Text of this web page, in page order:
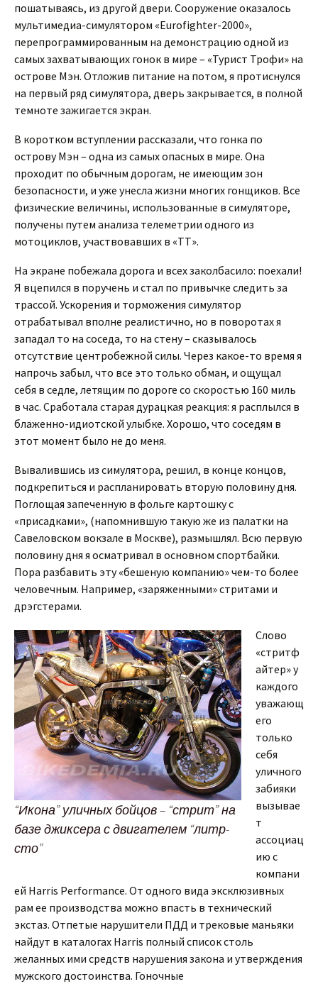
пошатываясь, из другой двери. Сооружение оказалось
мультимедиа-симулятором «Eurofighter-2000»,
перепрограммированным на демонстрацию одной из
самых захватывающих гонок в мире – «Турист Трофи» на
острове Мэн. Отложив питание на потом, я протиснулся
на первый ряд симулятора, дверь закрывается, в полной
темноте зажигается экран.
В коротком вступлении рассказали, что гонка по
острову Мэн – одна из самых опасных в мире. Она
проходит по обычным дорогам, не имеющим зон
безопасности, и уже унесла жизни многих гонщиков. Все
физические величины, использованные в симуляторе,
получены путем анализа телеметрии одного из
мотоциклов, участвовавших в «ТТ».
На экране побежала дорога и всех заколбасило: поехали!
Я вцепился в поручень и стал по привычке следить за
трассой. Ускорения и торможения симулятор
отрабатывал вполне реалистично, но в поворотах я
западал то на соседа, то на стену – сказывалось
отсутствие центробежной силы. Через какое-то время я
напрочь забыл, что все это только обман, и ощущал
себя в седле, летящим по дороге со скоростью 160 миль
в час. Сработала старая дурацкая реакция: я расплылся в
блаженно-идиотской улыбке. Хорошо, что соседям в
этот момент было не до меня.
Вывалившись из симулятора, решил, в конце концов,
подкрепиться и распланировать вторую половину дня.
Поглощая запеченную в фольге картошку с
«присадками», (напомнившую такую же из палатки на
Савеловском вокзале в Москве), размышлял. Всю первую
половину дня я осматривал в основном спортбайки.
Пора разбавить эту «бешеную компанию» чем-то более
человечным. Например, «заряженными» стритами и
дрэгстерами.
“Икона” уличных бойцов – “стрит” на
базе джиксера с двигателем “литр-
сто”
Слово
«стритф
айтер» у
каждого
уважающ
его
только
себя
уличного
забияки
вызывае
т
ассоциац
ию с
компани
ей Harris Performance. От одного вида эксклюзивных
рам ее производства можно впасть в технический
экстаз. Отпетые нарушители ПДД и трековые маньяки
найдут в каталогах Harris полный список столь
желанных ими средств нарушения закона и утверждения
мужского достоинства. Гоночные